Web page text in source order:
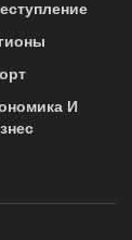
И